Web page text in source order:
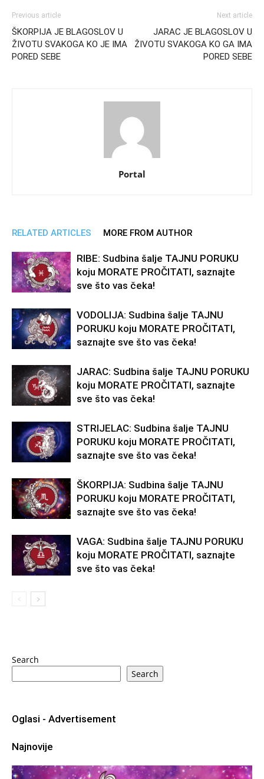
Previous article
ŠKORPIJA JE BLAGOSLOV U
ŽIVOTU SVAKOGA KO JE IMA
PORED SEBE
Next article
JARAC JE BLAGOSLOV U
ŽIVOTU SVAKOGA KO GA IMA
PORED SEBE
Portal
RELATED ARTICLES MORE FROM AUTHOR
RIBE: Sudbina šalje TAJNU PORUKU
koju MORATE PROČITATI, saznajte
sve što vas čeka!
VODOLIJA: Sudbina šalje TAJNU
PORUKU koju MORATE PROČITATI,
saznajte sve što vas čeka!
JARAC: Sudbina šalje TAJNU PORUKU
koju MORATE PROČITATI, saznajte
sve što vas čeka!
STRIJELAC: Sudbina šalje TAJNU
PORUKU koju MORATE PROČITATI,
saznajte sve što vas čeka!
ŠKORPIJA: Sudbina šalje TAJNU
PORUKU koju MORATE PROČITATI,
saznajte sve što vas čeka!
VAGA: Sudbina šalje TAJNU PORUKU
koju MORATE PROČITATI, saznajte
sve što vas čeka!
Search
Search
Oglasi - Advertisement
Najnovije